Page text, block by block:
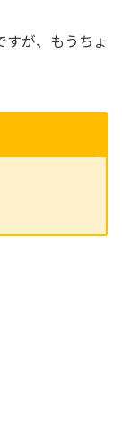
が、もうちょ